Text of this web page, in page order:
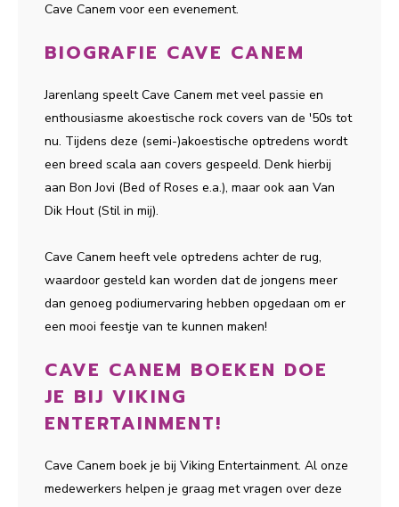
Cave Canem voor een evenement.
BIOGRAFIE CAVE CANEM
Jarenlang speelt Cave Canem met veel passie en
enthousiasme akoestische rock covers van de '50s tot
nu. Tijdens deze (semi-)akoestische optredens wordt
een breed scala aan covers gespeeld. Denk hierbij
aan Bon Jovi (Bed of Roses e.a.), maar ook aan Van
Dik Hout (Stil in mij).
Cave Canem heeft vele optredens achter de rug,
waardoor gesteld kan worden dat de jongens meer
dan genoeg podiumervaring hebben opgedaan om er
een mooi feestje van te kunnen maken!
CAVE CANEM BOEKEN DOE
JE BIJ VIKING
ENTERTAINMENT!
Cave Canem boek je bij Viking Entertainment. Al onze
medewerkers helpen je graag met vragen over deze